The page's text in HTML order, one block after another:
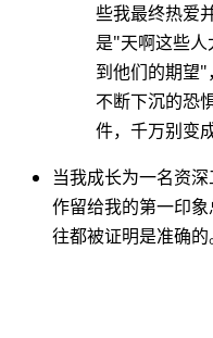
些我最终热爱
是"天啊这些
到他们的期望
不断下沉的恐
件，千万别变
当我成长为一名资
作留给我的第一印
往都被证明是准确的